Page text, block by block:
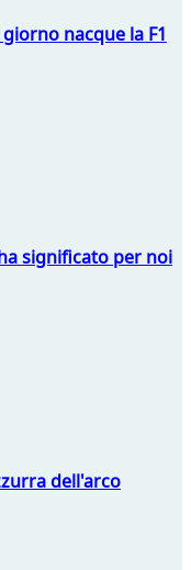
nacque la F1
significato per noi
dell'arco